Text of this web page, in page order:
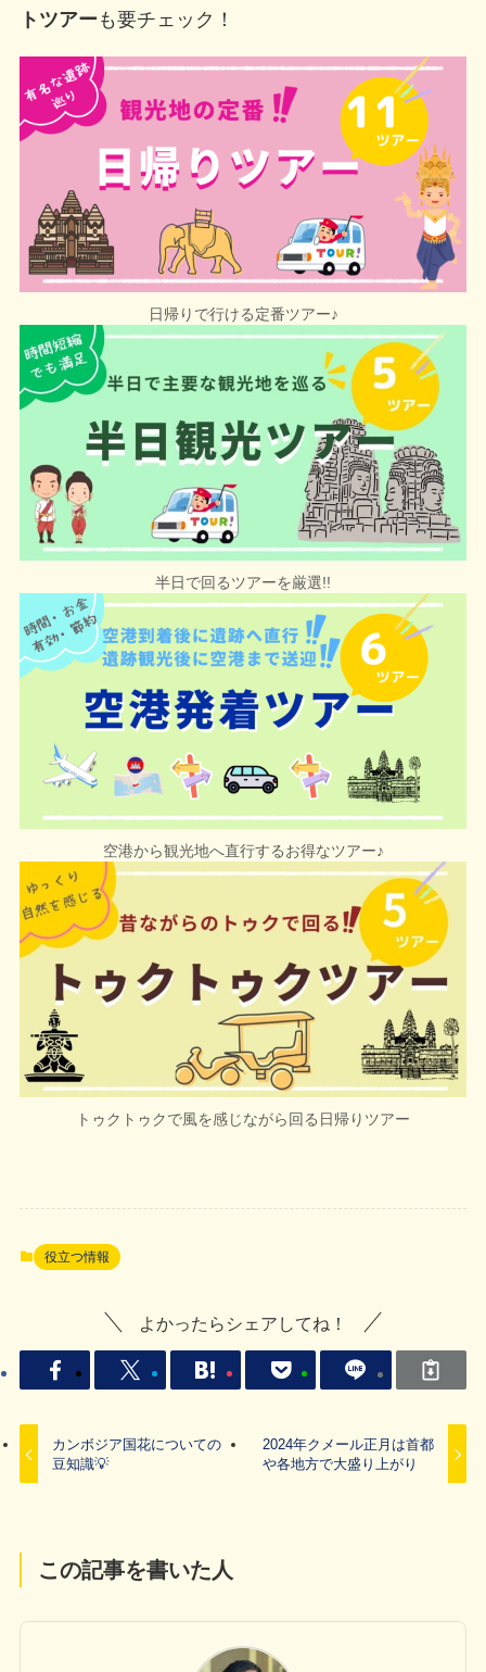
トツアー も要チェック！
日帰りで行ける定番ツアー♪
半日で回るツアーを厳選!!
空港から観光地へ直行するお得なツアー♪
トゥクトゥクで風を感じながら回る 日帰り ツアー
役立つ情報
よかったらシェアしてね！
カンボジア国花についての
豆知識💡
2024年クメール正月は首都
や各地方で大盛り上がり
この記事を書いた人